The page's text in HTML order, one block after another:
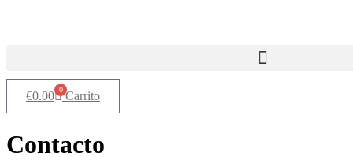
€0.00 0 Carrito
Contacto